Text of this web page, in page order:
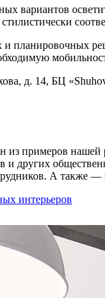
вариантов
планировочных
д. 14, БЦ
примеров нашей
и других
А также
интерьеров